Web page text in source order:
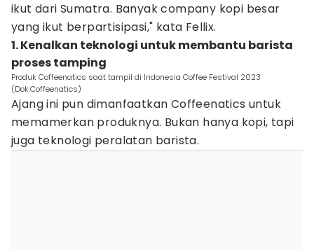
ikut dari Sumatra. Banyak company kopi besar
yang ikut berpartisipasi," kata Fellix.
1. Kenalkan teknologi untuk membantu barista
proses tamping
Produk Coffeenatics saat tampil di Indonesia Coffee Festival 2023
(Dok.Coffeenatics)
Ajang ini pun dimanfaatkan Coffeenatics untuk
memamerkan produknya. Bukan hanya kopi, tapi
juga teknologi peralatan barista.